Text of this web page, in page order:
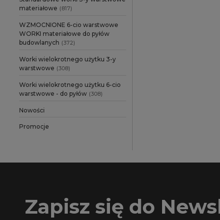
CELMA (4)
CMI (2)
CLATRONIC
CLEANFIX (2)
COMAC (2)
EINHELL (22)
ELECTROLUX
materiałowe (817)
WZMOCNIONE 6-cio warstwowe
WORKI materiałowe do pyłów
budowlanych (372)
Worki wielokrotnego użytku 3-y
warstwowe (308)
Worki wielokrotnego użytku 6-cio
warstwowe - do pyłów (308)
Nowości
Promocje
Zapisz się do